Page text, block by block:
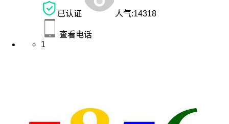
已认证 人气:14318
查看电话
1